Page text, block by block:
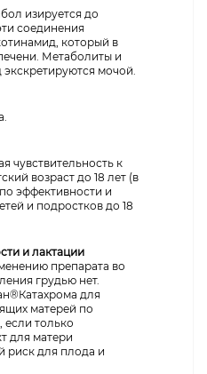
изируется до
соединения
который в
Метаболиты и
мочой.
чувствительность к
возраст до 18 лет (в
эффективности и
и подростков до 18
и лактации
препарата во
грудью нет.
для
матерей по
если только
для матери
риск для плода и